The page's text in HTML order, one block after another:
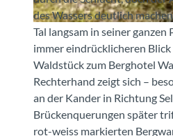
© Jessica Rockstroh, Berner Wanderwege
des Wassers deutlich
Tal langsam in seiner
immer eindrücklicheren
Waldstück zum Berghotel
Rechterhand zeigt sich –
an der Kander in Richtung
Brückenquerungen später
rot-weiss markierten